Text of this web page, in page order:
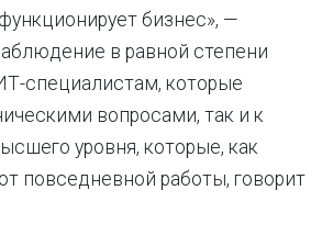
бизнес», —
в равной степени
специалистам, которые
вопросами, так и к
уровня, которые, как
повседневной работы, говорит